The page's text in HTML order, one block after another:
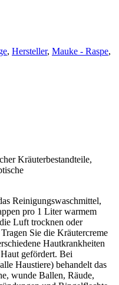
, Hersteller, Mauke - Raspe,
Kräuterbestandteile,
Reinigungswaschmittel,
pro 1 Liter warmem
Luft trocknen oder
Sie die Kräutercreme
Hautkrankheiten
gefördert. Bei
Haustiere) behandelt das
wunde Ballen, Räude,